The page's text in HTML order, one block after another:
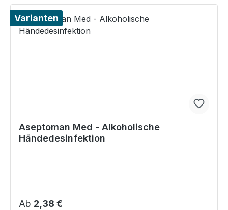
Varianten
Aseptoman Med - Alkoholische
Händedesinfektion
Regulärer Preis:
Ab 2,38 €